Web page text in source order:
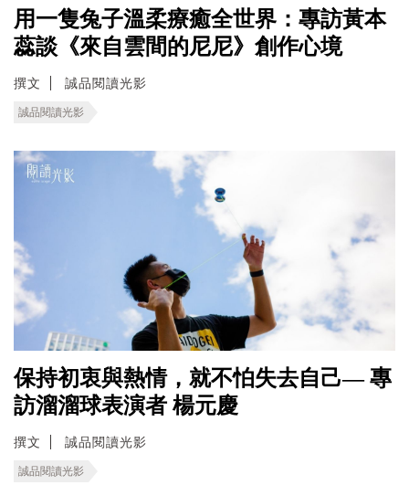
用一隻兔子溫柔療癒全世界：專訪黃本
蕊談《來自雲間的尼尼》創作心境
撰文 誠品閱讀光影
誠品閱讀光影
保持初衷與熱情，就不怕失去自己— 專
訪溜溜球表演者 楊元慶
撰文 誠品閱讀光影
誠品閱讀光影